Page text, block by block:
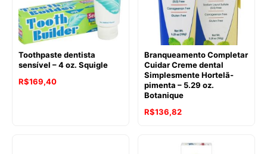
Toothpaste dentista
sensível – 4 oz. Squigle
R$169,40
Branqueamento Completar
Cuidar Creme dental
Simplesmente Hortelã-
pimenta – 5.29 oz.
Botanique
R$136,82